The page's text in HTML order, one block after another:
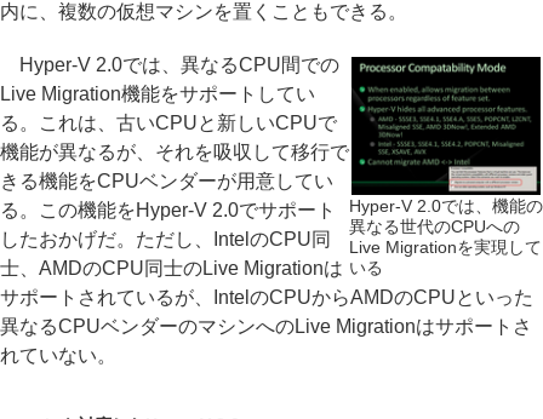
内に、複数の仮想マシンを置くこともできる。
Hyper-V 2.0では、機能の
異なる世代のCPUへの
Live Migrationを実現して
いる
Hyper-V 2.0では、異なるCPU間での
Live Migration機能をサポートしてい
る。これは、古いCPUと新しいCPUで
機能が異なるが、それを吸収して移行で
きる機能をCPUベンダーが用意してい
る。この機能をHyper-V 2.0でサポート
したおかげだ。ただし、IntelのCPU同
士、AMDのCPU同士のLive Migrationは
サポートされているが、IntelのCPUからAMDのCPUといった
異なるCPUベンダーのマシンへのLive Migrationはサポートさ
れていない。